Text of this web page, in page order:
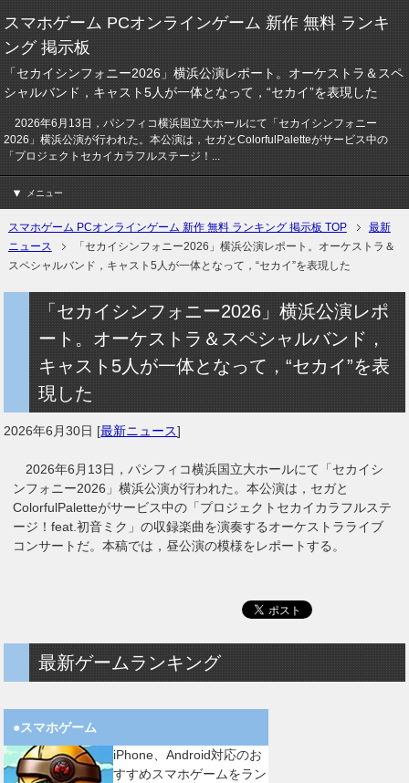
スマホゲーム PCオンラインゲーム 新作 無料 ランキ
ング 掲示板
「セカイシンフォニー2026」横浜公演レポート。オーケストラ＆スペ
シャルバンド，キャスト5人が一体となって，“セカイ”を表現した
2026年6月13日，パシフィコ横浜国立大ホールにて「セカイシンフォニー
2026」横浜公演が行われた。本公演は，セガとColorfulPaletteがサービス中の
「プロジェクトセカイカラフルステージ！...
メニュー
スマホゲーム PCオンラインゲーム 新作 無料 ランキング 掲示板 TOP
最新
ニュース
「セカイシンフォニー2026」横浜公演レポート。オーケストラ＆
スペシャルバンド，キャスト5人が一体となって，“セカイ”を表現した
「セカイシンフォニー2026」横浜公演レポ
ート。オーケストラ＆スペシャルバンド，
キャスト5人が一体となって，“セカイ”を表
現した
2026年6月30日 [最新ニュース]
2026年6月13日，パシフィコ横浜国立大ホールにて「セカイシ
ンフォニー2026」横浜公演が行われた。本公演は，セガと
ColorfulPaletteがサービス中の「プロジェクトセカイカラフルステ
ージ！feat.初音ミク」の収録楽曲を演奏するオーケストラライブ
コンサートだ。本稿では，昼公演の模様をレポートする。
最新ゲームランキング
●スマホゲーム
iPhone、Android対応のお
すすめスマホゲームをラン